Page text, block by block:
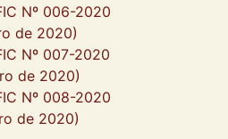
Nº 006-2020
de 2020)
Nº 007-2020
de 2020)
Nº 008-2020
de 2020)